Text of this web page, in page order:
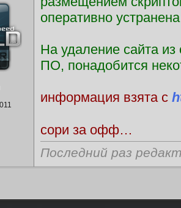
оперативно
На удаление сайта
ПО, понадобится
информация взята с
сори за офф…
Последний раз